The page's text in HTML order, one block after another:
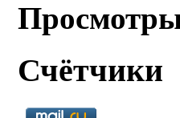
Счётчики